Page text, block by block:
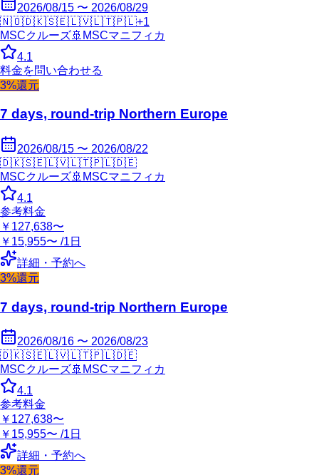
2026/08/15 〜 2026/08/29
🇳🇴🇩🇰🇸🇪🇱🇻🇱🇹🇵🇱+1
MSCクルーズ🚢 MSCマニフィカ
4.1
料金を問い合わせる
3%還元
7 days, round-trip Northern Europe
2026/08/15 〜 2026/08/22
🇩🇰🇸🇪🇱🇻🇱🇹🇵🇱🇩🇪
MSCクルーズ🚢 MSCマニフィカ
4.1
参考料金
￥127,638〜
￥15,955〜 /1日
詳細・予約へ
3%還元
7 days, round-trip Northern Europe
2026/08/16 〜 2026/08/23
🇩🇰🇸🇪🇱🇻🇱🇹🇵🇱🇩🇪
MSCクルーズ🚢 MSCマニフィカ
4.1
参考料金
￥127,638〜
￥15,955〜 /1日
詳細・予約へ
3%還元